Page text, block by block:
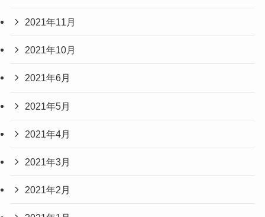
2021年11月
2021年10月
2021年6月
2021年5月
2021年4月
2021年3月
2021年2月